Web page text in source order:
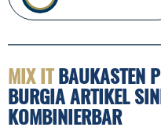
MIX ITBAUKASTEN
BURGIA ARTIKEL
KOMBINIERBAR